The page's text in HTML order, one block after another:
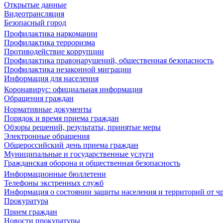
Открытые данные
Видеотрансляция
Безопасный город
Профилактика наркомании
Профилактика терроризма
Противодействие коррупции
Профилактика правонарушений, общественная безопасность
Профилактика незаконной миграции
Информация для населения
Коронавирус: официальная информация
Обращения граждан
Нормативные документы
Порядок и время приема граждан
Обзоры решений, результаты, принятые меры
Электронные обращения
Общероссийский день приема граждан
Муниципальные и государственные услуги
Гражданская оборона и общественная безопасность
Информационные бюллетени
Телефоны экстренных служб
Информация о состоянии защиты населения и территорий от
Прокуратура
Прием граждан
Новости прокуратуры